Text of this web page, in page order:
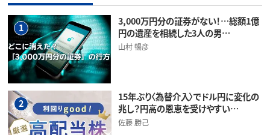
1
3,000万円分の証券がない！…総額1億
円の遺産を相続した3人の男…
山村 暢彦
2
15年ぶり〈為替介入〉でドル円に変化の
兆し？円高の恩恵を受けやすい…
佐藤 勝己